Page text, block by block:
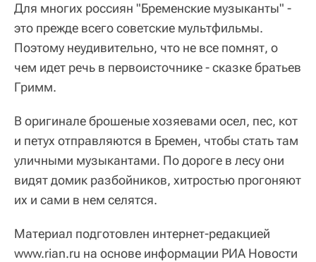
Для многих россиян "Бременские музыканты" -
это прежде всего советские мультфильмы.
Поэтому неудивительно, что не все помнят, о
чем идет речь в первоисточнике - сказке братьев
Гримм.
В оригинале брошеные хозяевами осел, пес, кот
и петух отправляются в Бремен, чтобы стать там
уличными музыкантами. По дороге в лесу они
видят домик разбойников, хитростью прогоняют
их и сами в нем селятся.
Материал подготовлен интернет-редакцией
www.rian.ru на основе информации РИА Новости